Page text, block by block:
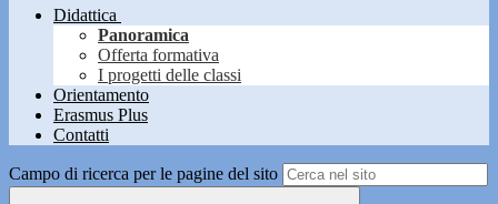
Didattica
Panoramica
Offerta formativa
I progetti delle classi
Orientamento
Erasmus Plus
Contatti
Campo di ricerca per le pagine del sito